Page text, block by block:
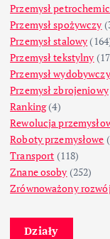
Przemysł
Przemysł spożywczy
Przemysł stalowy
Przemysł tekstylny
Przemysł wydobywczy
Przemysł zbrojeniowy
Ranking(4)
Rewolucja
Roboty przemysłowe
Transport (118)
Znane osoby (252)
Zrównoważony rozwój
Działy